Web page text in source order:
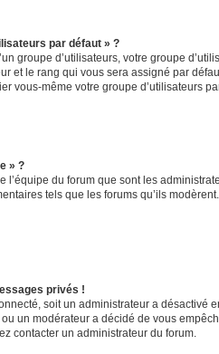
par défaut » ?
groupe d’utilisateurs, votre groupe
et le rang qui vous sera assigné par
vous-même votre groupe d’utilisateurs
» ?
l’équipe du forum que sont les
tels que les forums qu’ils modèrent.
privés !
soit un administrateur a désactivé
un modérateur a décidé de vous
contacter un administrateur du forum.